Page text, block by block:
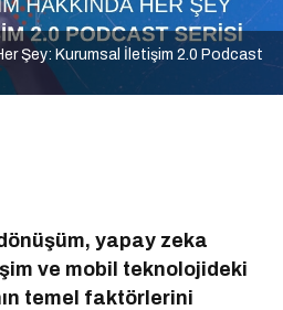
Şey: Kurumsal İletişim 2.0 Podcast
yapay zeka
ve mobil teknolojideki
temel faktörlerini